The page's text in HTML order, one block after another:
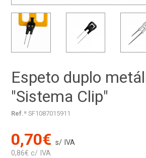
Espeto duplo
"Sistema Clip"
Ref.ª SF1087015911
0,70€ s/ IVA
0,86€ c/ IVA